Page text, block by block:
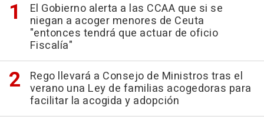
El Gobierno alerta a las CCAA que si se
niegan a acoger menores de Ceuta
"entonces tendrá que actuar de oficio
Fiscalía"
Rego llevará a Consejo de Ministros tras el
verano una Ley de familias acogedoras para
facilitar la acogida y adopción